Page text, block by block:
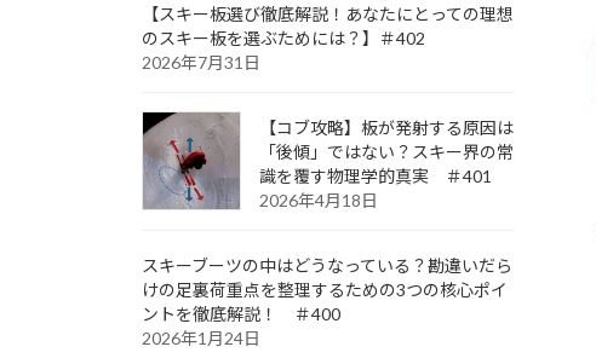
【スキー板選び徹底解説！あなたにとっての理想
のスキー板を選ぶためには？】＃402
2026年7月31日
【コブ攻略】板が発射する原因は
「後傾」ではない？スキー界の常
識を覆す物理学的真実 ＃401
2026年4月18日
スキーブーツの中はどうなっている？勘違いだら
けの足裏荷重点を整理するための3つの核心ポイ
ントを徹底解説！ ＃400
2026年1月24日